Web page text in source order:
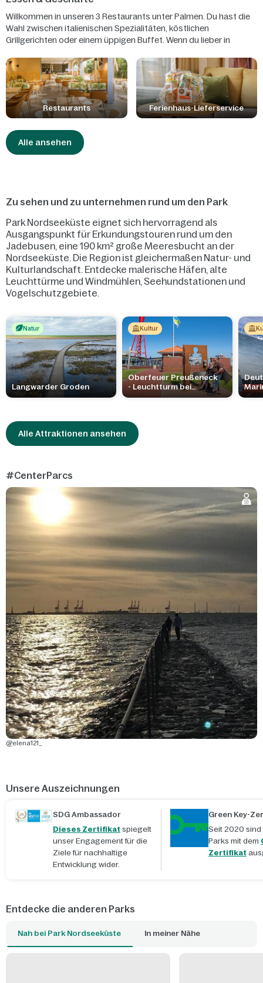
Willkommen in unseren 3 Restaurants unter Palmen. Du hast die
Wahl zwischen italienischen Spezialitäten, köstlichen
Grillgerichten oder einem üppigen Buffet. Wenn du lieber in
Supermarkt einkaufen gehen oder dir etwas Leckeres liefern
lassen!
Restaurants Ferienhaus-Lieferservice
Alle ansehen
Zu sehen und zu unternehmen rund um den Park
Park Nordseeküste eignet sich hervorragend als
Ausgangspunkt für Erkundungstouren rund um den
Jadebusen, eine 190 km² große Meeresbucht an der
Nordseeküste. Die Region ist gleichermaßen Natur- und
Kulturlandschaft. Entdecke malerische Häfen, alte
Leuchttürme und Windmühlen, Seehundstationen und
Vogelschutzgebiete.
Natur
Langwarder Groden
Kultur
Oberfeuer Preußeneck
- Leuchtturm bei
Eckwarderhörne
Alle Attraktionen ansehen
#CenterParcs
@elena121_
Unsere Auszeichnungen
SDG Ambassador
Dieses Zertifikat spiegelt
unser Engagement für die
Ziele für nachhaltige
Entwicklung wider.
Green Key-
Seit 2020
Parks mit dem
Zertifikat
Entdecke die anderen Parks
Nah bei Park Nordseeküste In meiner Nähe